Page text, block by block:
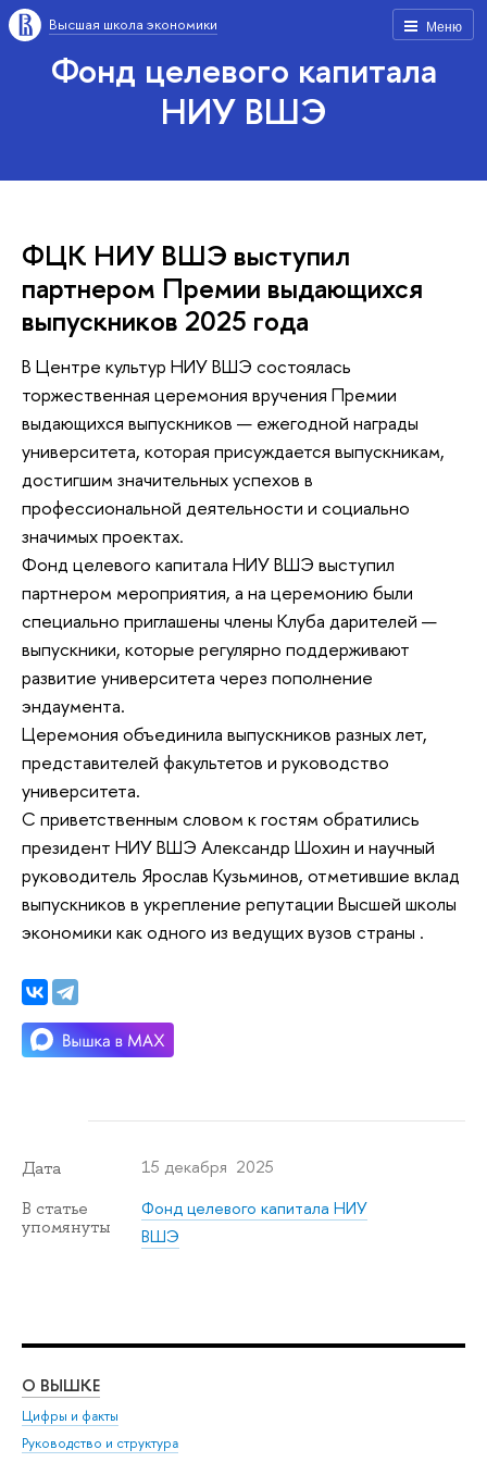
Меню
Высшая школа экономики
Фонд целевого капитала
НИУ ВШЭ
ФЦК НИУ ВШЭ выступил
партнером Премии выдающихся
выпускников 2025 года
В Центре культур НИУ ВШЭ состоялась
торжественная церемония вручения Премии
выдающихся выпускников — ежегодной награды
университета, которая присуждается выпускникам,
достигшим значительных успехов в
профессиональной деятельности и социально
значимых проектах.
Фонд целевого капитала НИУ ВШЭ выступил
партнером мероприятия, а на церемонию были
специально приглашены члены Клуба дарителей —
выпускники, которые регулярно поддерживают
развитие университета через пополнение
эндаумента.
Церемония объединила выпускников разных лет,
представителей факультетов и руководство
университета.
С приветственным словом к гостям обратились
президент НИУ ВШЭ Александр Шохин и научный
руководитель Ярослав Кузьминов, отметившие вклад
выпускников в укрепление репутации Высшей школы
экономики как одного из ведущих вузов страны .
Дата 15 декабря 2025
В статье
упомянуты
Фонд целевого капитала НИУ
ВШЭ
О ВЫШКЕ
Цифры и факты
Руководство и структура